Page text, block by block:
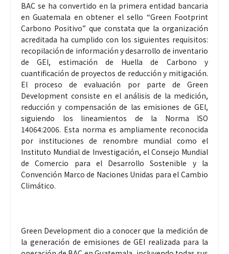
BAC se ha convertido en la primera entidad bancaria
en Guatemala en obtener el sello “Green Footprint
Carbono Positivo” que constata que la organización
acreditada ha cumplido con los siguientes requisitos:
recopilación de información y desarrollo de inventario
de GEI, estimación de Huella de Carbono y
cuantificación de proyectos de reducción y mitigación.
El proceso de evaluación por parte de Green
Development consiste en el análisis de la medición,
reducción y compensación de las emisiones de GEI,
siguiendo los lineamientos de la Norma ISO
14064:2006. Esta norma es ampliamente reconocida
por instituciones de renombre mundial como el
Instituto Mundial de Investigación, el Consejo Mundial
de Comercio para el Desarrollo Sostenible y la
Convención Marco de Naciones Unidas para el Cambio
Climático.
Green Development dio a conocer que la medición de
la generación de emisiones de GEI realizada para la